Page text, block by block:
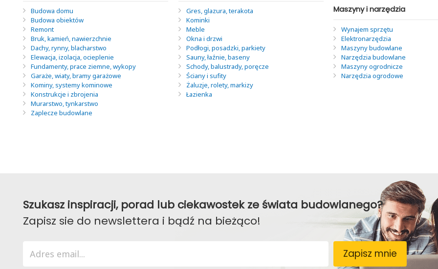
Budowa domu
Budowa obiektów
Remont
Bruk, kamień, nawierzchnie
Dachy, rynny, blacharstwo
Elewacja, izolacja, ocieplenie
Fundamenty, prace ziemne, wykopy
Garaże, wiaty, bramy garażowe
Kominy, systemy kominowe
Konstrukcje i zbrojenia
Murarstwo, tynkarstwo
Zaplecze budowlane
Gres, glazura, terakota
Kominki
Meble
Okna i drzwi
Podłogi, posadzki, parkiety
Sauny, łaźnie, baseny
Schody, balustrady, poręcze
Ściany i sufity
Żaluzje, rolety, markizy
Łazienka
Maszyny i narzędzia
Wynajem sprzętu
Elektronarzędzia
Maszyny budowlane
Narzędzia budowlane
Maszyny ogrodnicze
Narzędzia ogrodowe
Szukasz inspiracji, porad lub ciekawostek ze świata budowlanego?
Zapisz sie do newslettera i bądź na bieżąco!
Zapisz mnie